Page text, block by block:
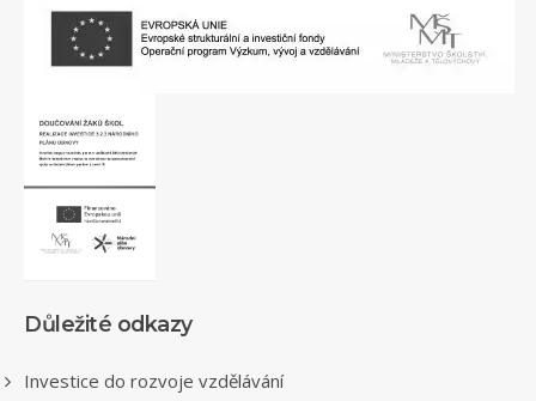
Důležité odkazy
Investice do rozvoje vzdělávání